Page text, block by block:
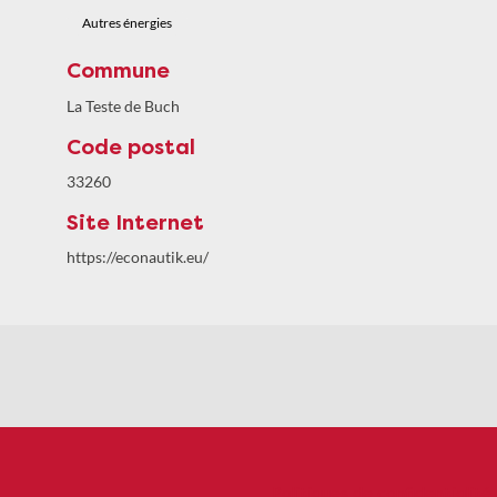
Autres énergies
Commune
La Teste de Buch
Code postal
33260
Site Internet
https://econautik.eu/